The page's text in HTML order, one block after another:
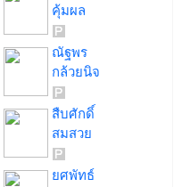
คุ้มผล
ณัฐพร
กล้วยนิจ
สืบศักดิ์
สมสวย
ยศพัทธ์